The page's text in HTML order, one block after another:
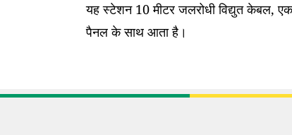
यह स्टेशन 10 मीटर जलरोधी विद्युत केबल,
पैनल के साथ आता है।